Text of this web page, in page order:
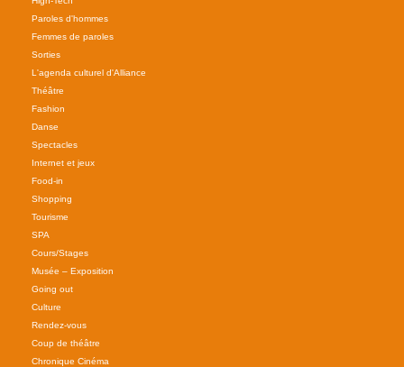
Paroles d'hommes
Femmes de paroles
Sorties
L'agenda culturel d'Alliance
Théâtre
Fashion
Danse
Spectacles
Internet et jeux
Food-in
Shopping
Tourisme
SPA
Cours/Stages
Musée – Exposition
Going out
Culture
Rendez-vous
Coup de théâtre
Chronique Cinéma